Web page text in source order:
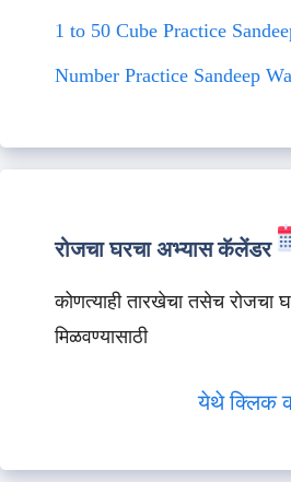
1 to 50 Cube Practice
Number Practice Sandeep
रोजचा घरचा अभ्यास कॅलेंडर
कोणत्याही तारखेचा तसेच रोजचा
मिळवण्यासाठी
येथे क्लिक